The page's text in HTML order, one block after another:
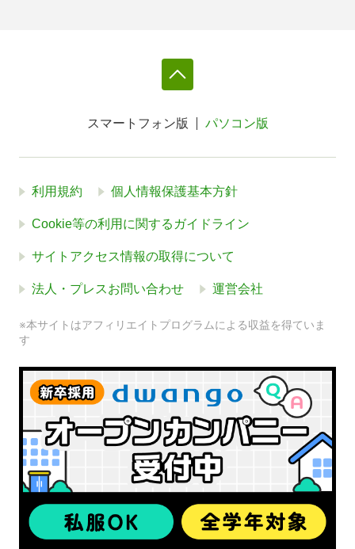
スマートフォン版 パソコン版
利用規約 個人情報保護基本方針
Cookie等の利用に関するガイドライン
サイトアクセス情報の取得について
法人・プレスお問い合わせ 運営会社
※本サイトはアフィリエイトプログラムによる収益を得ていま
す